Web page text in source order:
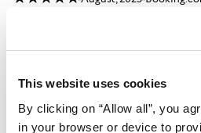
This website uses cookies
By clicking on “Allow all”, you
in your browser or device to
Природа казкова, навпроти
Італія. Повітря надзвичайне
Csák Péter